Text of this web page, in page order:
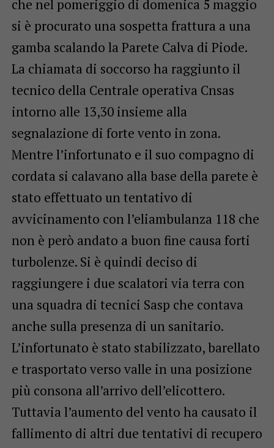
che nel pomeriggio di domenica 5 maggio
si è procurato una sospetta frattura a una
gamba scalando la Parete Calva di Piode.
La chiamata di soccorso ha raggiunto il
tecnico della Centrale operativa Cnsas
intorno alle 13,30 insieme alla
segnalazione di forte vento in zona.
Mentre l’infortunato e il suo compagno di
cordata si calavano alla base della parete è
stato effettuato un tentativo di
avvicinamento con l’eliambulanza 118 che
non è però andato a buon fine causa forti
turbolenze. Si è quindi deciso di
raggiungere i due scalatori via terra con
una squadra di tecnici Sasp che contava
anche sulla presenza di un sanitario.
L’infortunato è stato stabilizzato, barellato
e trasportato verso valle in una posizione
più consona all’arrivo dell’elicottero.
Tuttavia l’aumento del vento ha causato il
fallimento di altri due tentativi di recupero